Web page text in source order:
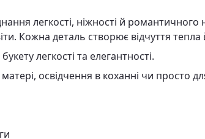
легкості, ніжності й
Кожна деталь створює відчуття
легкості та елегантності.
освідчення в коханні чи просто